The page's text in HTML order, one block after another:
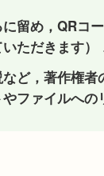
留め，QRコ
ただきます）
ど，著作権
ファイルへの